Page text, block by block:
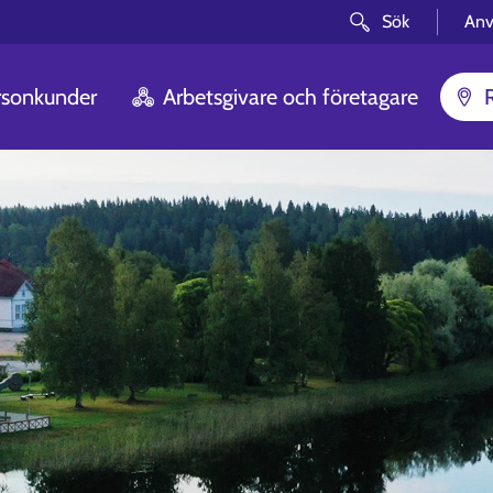
Sök
Arbetsgivare och företagare